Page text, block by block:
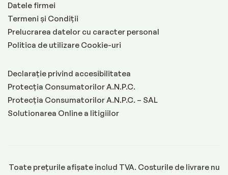
Datele firmei
Termeni și Condiții
Prelucrarea datelor cu caracter personal
Politica de utilizare Cookie-uri
Declarație privind accesibilitatea
Protecția Consumatorilor A.N.P.C.
Protecția Consumatorilor A.N.P.C. – SAL
Solutionarea Online a litigiilor
Toate prețurile afișate includ TVA. Costurile de livrare nu